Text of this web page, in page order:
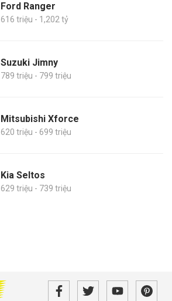
Ford Ranger
616 triệu - 1,202 tỷ
Suzuki Jimny
789 triệu - 799 triệu
Mitsubishi Xforce
620 triệu - 699 triệu
Kia Seltos
629 triệu - 739 triệu